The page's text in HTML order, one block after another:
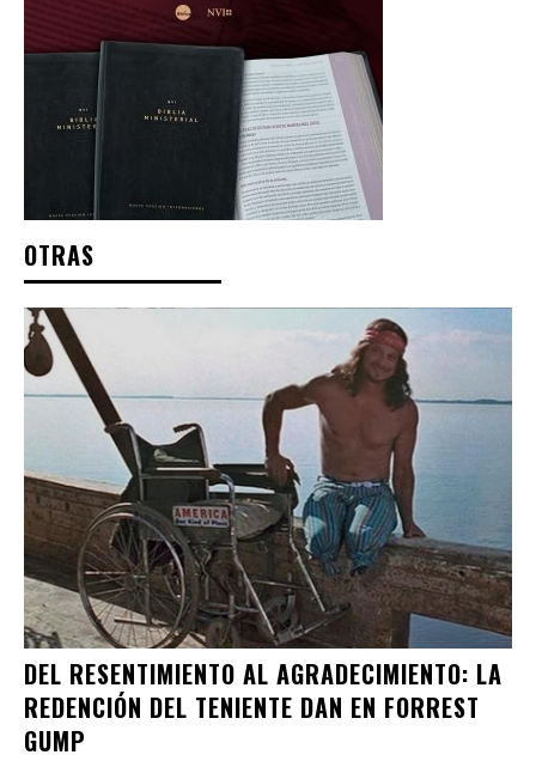
OTRAS
DEL RESENTIMIENTO AL AGRADECIMIENTO: LA
REDENCIÓN DEL TENIENTE DAN EN FORREST
GUMP